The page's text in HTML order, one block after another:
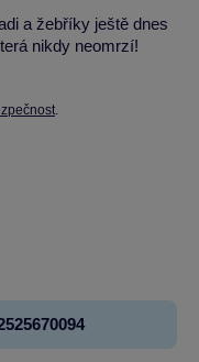
a žebříky ještě dnes
nikdy neomrzí!
.